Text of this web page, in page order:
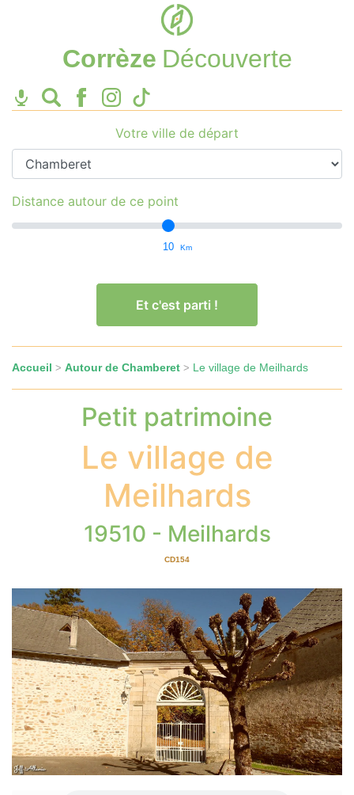
Corrèze Découverte
Votre ville de départ
Distance autour de ce point
10 Km
Et c'est parti !
Accueil > Autour de Chamberet > Le village de Meilhards
Petit patrimoine
Le village de
Meilhards
19510 - Meilhards
CD154